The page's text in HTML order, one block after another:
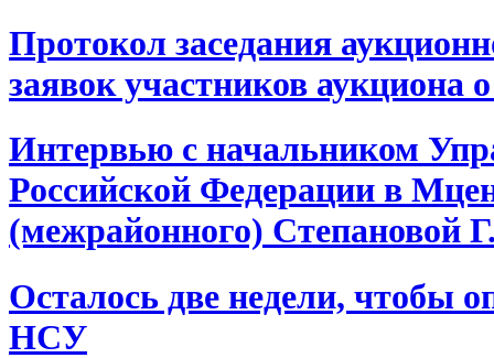
Протокол заседания
заявок участников аукциона
Интервью с начальником
Российской Федерации в
(межрайонного) Степановой
Осталось две недели, чтобы
НСУ